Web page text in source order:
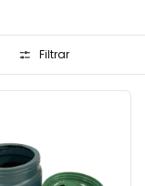
Filtrar